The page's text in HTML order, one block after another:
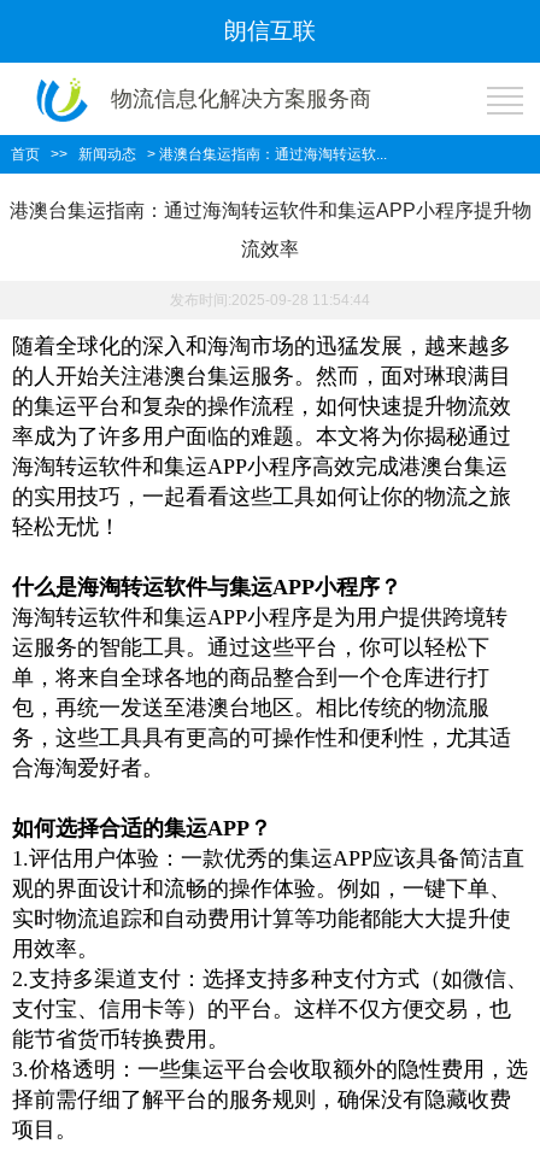
朗信互联
物流信息化解决方案服务商
首页 >> 新闻动态 > 港澳台集运指南：通过海淘转运软...
港澳台集运指南：通过海淘转运软件和集运APP小程序提升物
流效率
发布时间:2025-09-28 11:54:44
随着全球化的深入和海淘市场的迅猛发展，越来越多
的人开始关注港澳台集运服务。然而，面对琳琅满目
的集运平台和复杂的操作流程，如何快速提升物流效
率成为了许多用户面临的难题。本文将为你揭秘通过
海淘转运软件和集运APP小程序高效完成港澳台集运
的实用技巧，一起看看这些工具如何让你的物流之旅
轻松无忧！
什么是海淘转运软件与集运APP小程序？
海淘转运软件和集运APP小程序是为用户提供跨境转
运服务的智能工具。通过这些平台，你可以轻松下
单，将来自全球各地的商品整合到一个仓库进行打
包，再统一发送至港澳台地区。相比传统的物流服
务，这些工具具有更高的可操作性和便利性，尤其适
合海淘爱好者。
如何选择合适的集运APP ？
1.评估用户体验：一款优秀的集运APP应该具备简洁直
观的界面设计和流畅的操作体验。例如，一键下单、
实时物流追踪和自动费用计算等功能都能大大提升使
用效率。
2.支持多渠道支付：选择支持多种支付方式（如微信、
支付宝、信用卡等）的平台。这样不仅方便交易，也
能节省货币转换费用。
3.价格透明：一些集运平台会收取额外的隐性费用，选
择前需仔细了解平台的服务规则，确保没有隐藏收费
项目。